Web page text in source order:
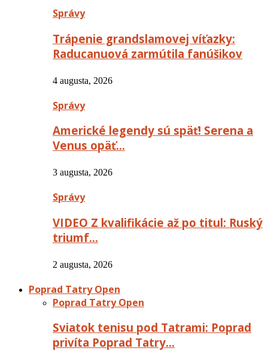
Správy
Trápenie grandslamovej víťazky:
Raducanuová zarmútila fanúšikov
4 augusta, 2026
Správy
Americké legendy sú späť! Serena a
Venus opäť…
3 augusta, 2026
Správy
VIDEO Z kvalifikácie až po titul: Ruský
triumf…
2 augusta, 2026
Poprad Tatry Open
Poprad Tatry Open
Sviatok tenisu pod Tatrami: Poprad
privíta Poprad Tatry…